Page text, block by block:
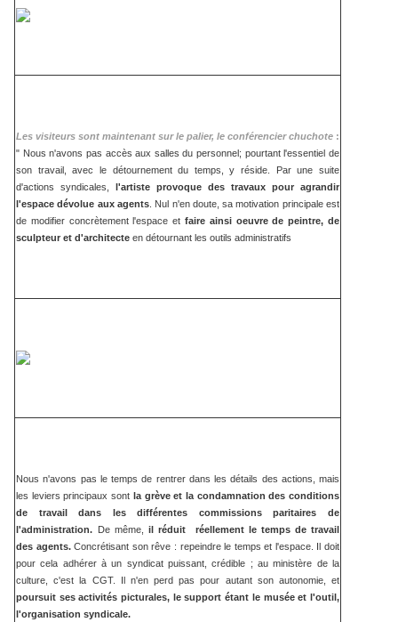
Les visiteurs sont maintenant sur le palier, le conférencier chuchote :
" Nous n'avons pas accès aux salles du personnel; pourtant l'essentiel de
son travail, avec le détournement du temps, y réside. Par une suite
d'actions syndicales, l'artiste provoque des travaux pour agrandir
l'espace dévolue aux agents. Nul n'en doute, sa motivation principale est
de modifier concrètement l'espace et faire ainsi oeuvre de peintre, de
sculpteur et d'architecte en détournant les outils administratifs
Nous n'avons pas le temps de rentrer dans les détails des actions, mais
les leviers principaux sont la grève et la condamnation des conditions
de travail dans les différentes commissions paritaires de
l'administration. De même,il réduit réellement le temps de travail
des agents.Concrétisant son rêve : repeindre le temps et l'espace. Il doit
pour cela adhérer à un syndicat puissant, crédible ; au ministère de la
culture, c'est la CGT. Il n'en perd pas pour autant son autonomie, et
poursuit ses activités picturales, le support étant le musée et l'outil,
l'organisation syndicale.